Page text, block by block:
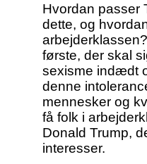
Hvordan passer
dette, og
første, der skal
sexisme indædt
denne
mennesker og
få folk i
Donald Trump,
interesser.